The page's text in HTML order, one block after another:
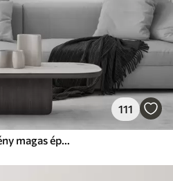
111
Absztrakt városkép festmény magas épületekkel barna, szürke és fehér árnyalatokban , az alatta lévő vízben tükröződik